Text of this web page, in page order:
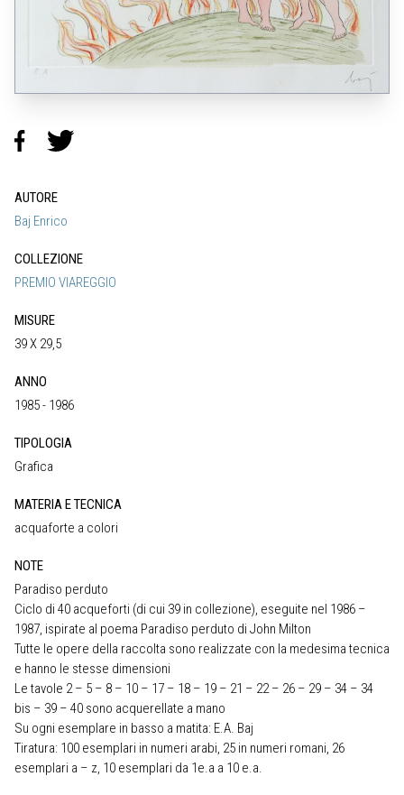
AUTORE
Baj Enrico
COLLEZIONE
PREMIO VIAREGGIO
MISURE
39 X 29,5
ANNO
1985 - 1986
TIPOLOGIA
Grafica
MATERIA E TECNICA
acquaforte a colori
NOTE
Paradiso perduto
Ciclo di 40 acqueforti (di cui 39 in collezione), eseguite nel 1986 –
1987, ispirate al poema Paradiso perduto di John Milton
Tutte le opere della raccolta sono realizzate con la medesima tecnica
e hanno le stesse dimensioni
Le tavole 2 – 5 – 8 – 10 – 17 – 18 – 19 – 21 – 22 – 26 – 29 – 34 – 34
bis – 39 – 40 sono acquerellate a mano
Su ogni esemplare in basso a matita: E.A. Baj
Tiratura: 100 esemplari in numeri arabi, 25 in numeri romani, 26
esemplari a – z, 10 esemplari da 1e.a a 10 e.a.